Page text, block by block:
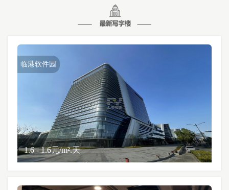
临港软件园
1.6 - 1.6元/m².天